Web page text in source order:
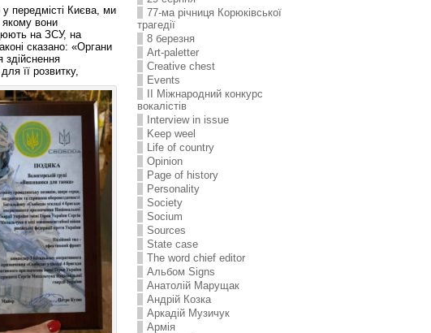
передмісті Києва, ми
вони
на ЗСУ, на
сказано: «Органи
здійснення
її розвитку,
77-ма річниця Корюківської
трагедії
8 березня
Art-paletter
Creative chest
Events
II Міжнародний конкурс
вокалістів
Interview in issue
Keep weel
Life of country
Opinion
Page of history
Personality
Society
Socium
Sources
State case
The word chief editor
Альбом Signs
Анатолій Марущак
Андрій Козка
Аркадій Музичук
Армія